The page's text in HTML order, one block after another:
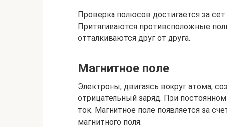
Проверка полюсов достигается за
Притягиваются противоположные
отталкиваются друг от друга.
Магнитное поле
Электроны, двигаясь вокруг атома,
отрицательный заряд. При
ток. Магнитное поле появляется за
магнитного поля.